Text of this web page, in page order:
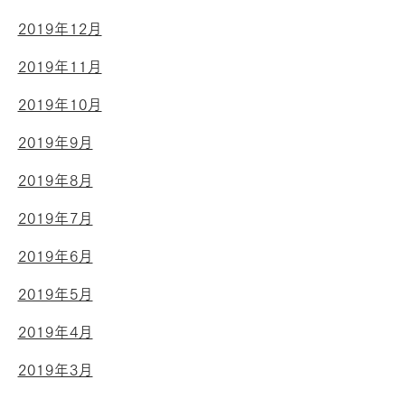
2019年12月
2019年11月
2019年10月
2019年9月
2019年8月
2019年7月
2019年6月
2019年5月
2019年4月
2019年3月